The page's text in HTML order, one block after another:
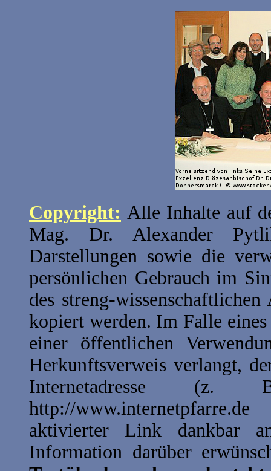
Copyright: Alle Inhalte auf
Mag. Dr. Alexander
Darstellungen sowie die
persönlichen Gebrauch im
des streng-
kopiert werden. Im Falle
einer öffentlichen
Herkunftsverweis verlangt,
Internetadresse (z.
http://
aktivierter Link dankbar
Information darüber